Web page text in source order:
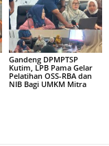
Gandeng DPMPTSP
Kutim, LPB Pama Gelar
Pelatihan OSS-RBA dan
NIB Bagi UMKM Mitra